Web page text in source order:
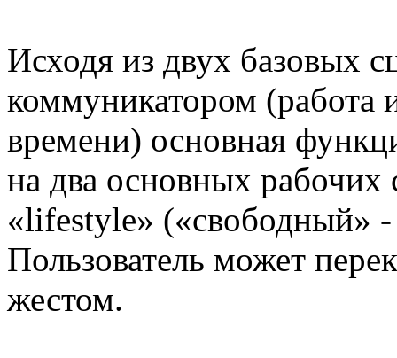
Исходя из двух базовых
коммуникатором (работа
времени) основная
на два основных
«lifestyle» («свободный» -
Пользователь может
жестом.